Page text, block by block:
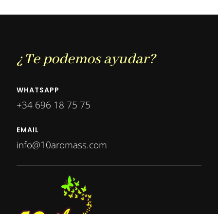
¿Te podemos ayudar?
WHATSAPP
+34 696 18 75 75
EMAIL
info@10aromass.com